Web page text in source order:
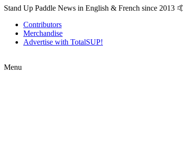
Stand Up Paddle News in English & French since 2013 🤙
Contributors
Merchandise
Advertise with TotalSUP!
Menu